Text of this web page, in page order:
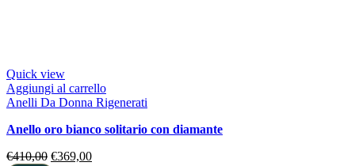
Quick view
Aggiungi al carrello
Anelli Da Donna Rigenerati
anello oro bianco solitario con diamante
€410,00 €369,00